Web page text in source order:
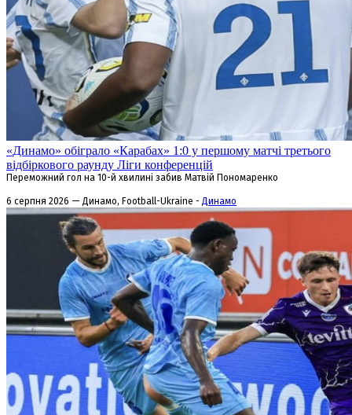
«Динамо» обіграло «Карабах» 1:0 у першому матчі третього
відбіркового раунду Ліги конференцій
Переможний гол на 10-й хвилині забив Матвій Пономаренко
6 серпня 2026 — Динамо, Football-Ukraine - Динамо